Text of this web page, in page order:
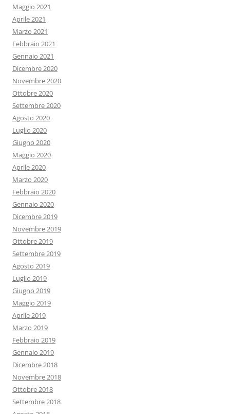
Maggio 2021
Aprile 2021
Marzo 2021
Febbraio 2021
Gennaio 2021
Dicembre 2020
Novembre 2020
Ottobre 2020
Settembre 2020
Agosto 2020
Luglio 2020
Giugno 2020
Maggio 2020
Aprile 2020
Marzo 2020
Febbraio 2020
Gennaio 2020
Dicembre 2019
Novembre 2019
Ottobre 2019
Settembre 2019
Agosto 2019
Luglio 2019
Giugno 2019
Maggio 2019
Aprile 2019
Marzo 2019
Febbraio 2019
Gennaio 2019
Dicembre 2018
Novembre 2018
Ottobre 2018
Settembre 2018